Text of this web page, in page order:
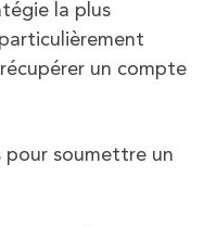
la plus
un compte
pour soumettre un